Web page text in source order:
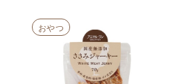
おやつ